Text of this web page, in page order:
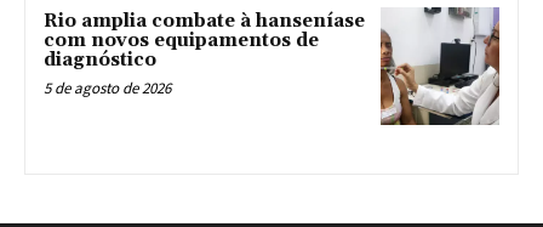
Rio amplia combate à hanseníase
com novos equipamentos de
diagnóstico
5 de agosto de 2026